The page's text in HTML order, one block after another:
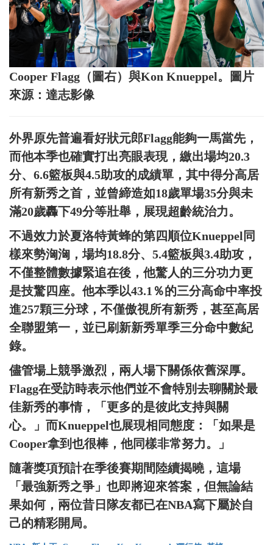
Cooper Flagg（圖右）與Kon Knueppel。圖片
來源：達志影像
外界原先普遍看好狀元郎Flagg能夠一馬當先，
而他本季也確實打出亮眼表現，繳出場均20.3
分、6.6籃板與4.5助攻的成績單，其中得分高居
所有新秀之首，並曾締造如18歲單場35分與未
滿20歲轟下49分等壯舉，展現超齡統治力。
不過效力於夏洛特黃蜂的第四順位Knueppel同
樣來勢洶洶，場均18.8分、5.4籃板與3.4助攻，
不僅整體數據緊追在後，他驚人的三分功力更
是技驚四座。他本季以43.1％的三分高命中率投
進257顆三分球，不僅傲視所有新秀，甚至高居
全聯盟第一，並已刷新新秀單季三分命中數紀
錄。
儘管場上競爭激烈，兩人場下關係依舊深厚。
Flagg在受訪時表示他們並不會特別去聊關於最
佳新秀的事情，「更多的是彼此支持與關
心。」而Knueppel也展現相同態度：「如果是
Cooper拿到也很棒，他同樣非常努力。」
隨著獎項預計在季後賽期間陸續揭曉，這場
「最強新秀之爭」也即將迎來答案，但無論結
果如何，兩位昔日隊友都已在NBA寫下屬於自
己的精彩開局。